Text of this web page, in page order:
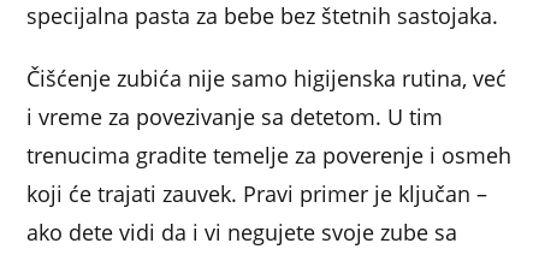
specijalna pasta za bebe bez štetnih sastojaka.
Čišćenje zubića nije samo higijenska rutina, već
i vreme za povezivanje sa detetom. U tim
trenucima gradite temelje za poverenje i osmeh
koji će trajati zauvek. Pravi primer je ključan –
ako dete vidi da i vi negujete svoje zube sa